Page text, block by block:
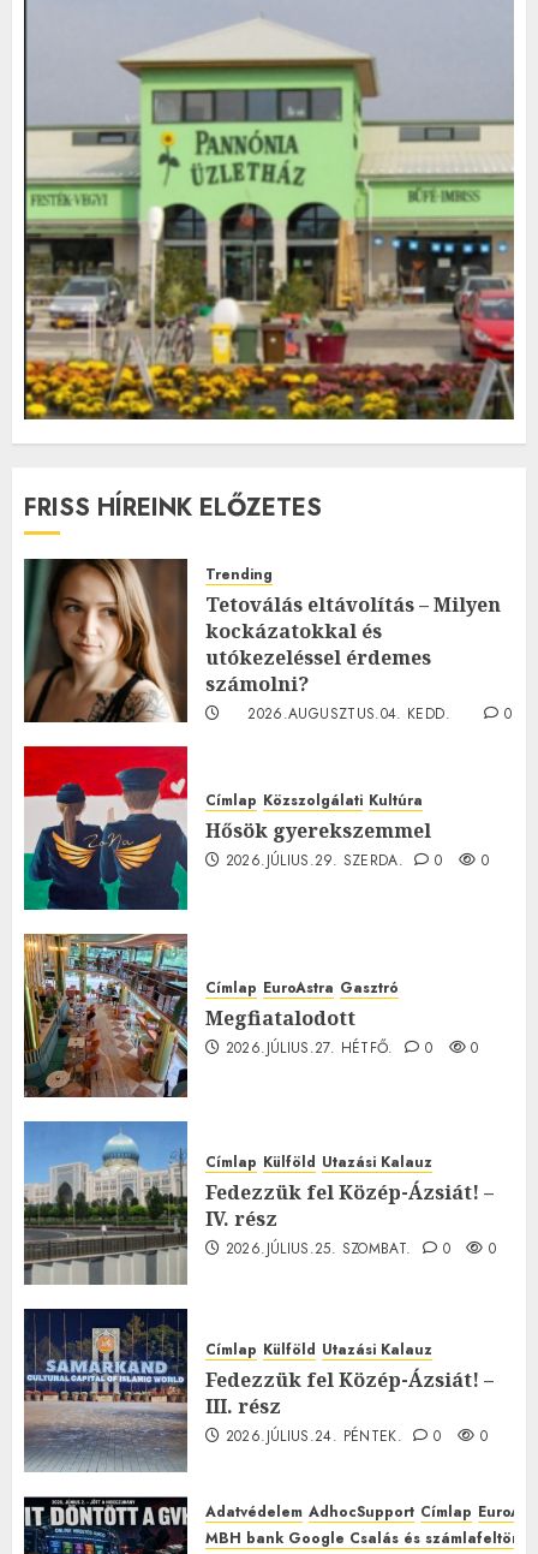
FRISS HÍREINK ELŐZETES
Trending
Tetoválás eltávolítás – Milyen
kockázatokkal és
utókezeléssel érdemes
számolni?
2026.AUGUSZTUS.04. KEDD.
0
Címlap Közszolgálati Kultúra
Hősök gyerekszemmel
2026.JÚLIUS.29. SZERDA. 0 0
Címlap EuroAstra Gasztró
Megfiatalodott
2026.JÚLIUS.27. HÉTFŐ. 0 0
Címlap Külföld Utazási Kalauz
Fedezzük fel Közép-Ázsiát! –
IV. rész
2026.JÚLIUS.25. SZOMBAT. 0 0
Címlap Külföld Utazási Kalauz
Fedezzük fel Közép-Ázsiát! –
III. rész
2026.JÚLIUS.24. PÉNTEK. 0 0
Adatvédelem AdhocSupport Címlap
MBH bank Google Csalás és